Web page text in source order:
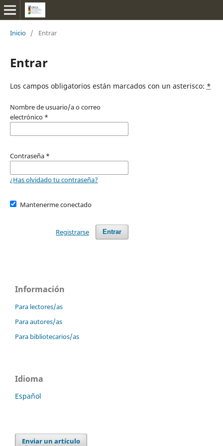
Inicio / Entrar
Entrar
Los campos obligatorios están marcados con un asterisco: *
Nombre de usuario/a o correo
electrónico *
Contraseña *
¿Has olvidado tu contraseña?
Mantenerme conectado
Entrar
Registrarse
Información
Para lectores/as
Para autores/as
Para bibliotecarios/as
Idioma
Español
Enviar un artículo